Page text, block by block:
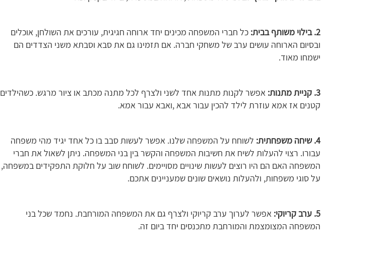
2. בילוי משותף בבית:
כל חברי המשפחה מכינים יחד ארוחה חגיגית, עורכים את השולחן, אוכלים
ובסיום הארוחה עושים ערב של משחקי חברה. אם תזמינו גם את סבא וסבתא משני הצדדים הם
ישמחו מאוד.
3. קניית מתנות:
אפשר לקנות מתנות אחד לשני ולצרף לכל מתנה מכתב או ציור מרגש. כשהילדים
קטנים אז אמא עוזרת לילד להכין עבור אבא ,ואבא עבור אמא.
4. שיחה משפחתית:
לשוחח על המשפחה שלנו. אפשר לעשות סבב בו כל אחד יגיד מהי משפחה
עבורו. רצוי להעלות לשיח את חשיבות המשפחה והקשר בין בני המשפחה. ניתן לשאול את חברי
המשפחה האם הם היו רוצים לעשות שינויים מסויימים. לשוחח שוב על חלוקת התפקידים במשפחה,
על סוגי משפחות, ולהעלות נושאים שונים שמעניינים אתכם.
5. ערב קריוקי:
אפשר לערוך ערב קריוקי ולצרף גם את המשפחה המורחבת. נחמד שכל בני
המשפחה המצומצמת והמורחבת מתכנסים יחד ביום זה.